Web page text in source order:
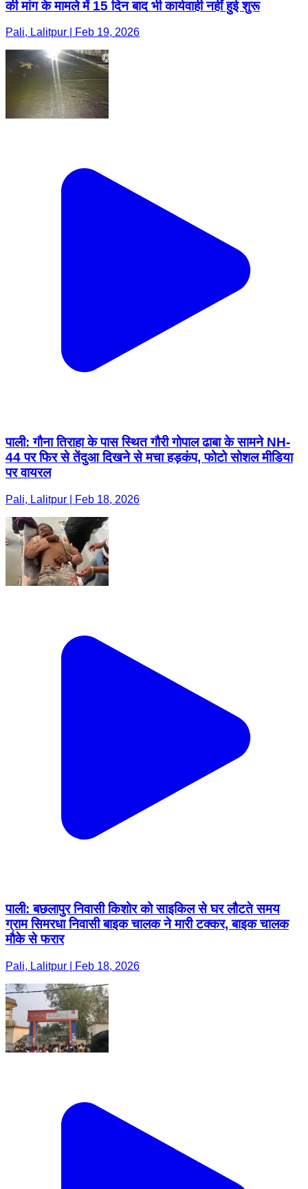
की मांग के मामले में 15 दिन बाद भी कार्यवाही नहीं हुई शुरू
Pali, Lalitpur | Feb 19, 2026
पाली: गौना तिराहा के पास स्थित गौरी गोपाल ढाबा के सामने NH-
44 पर फिर से तेंदुआ दिखने से मचा हड़कंप, फोटो सोशल मीडिया
पर वायरल
Pali, Lalitpur | Feb 18, 2026
पाली: बछलापुर निवासी किशोर को साइकिल से घर लौटते समय
ग्राम सिमरधा निवासी बाइक चालक ने मारी टक्कर, बाइक चालक
मौके से फरार
Pali, Lalitpur | Feb 18, 2026